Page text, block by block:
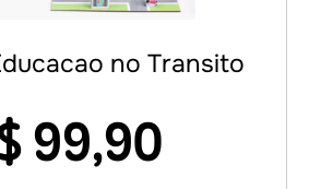
no Transito
99,90